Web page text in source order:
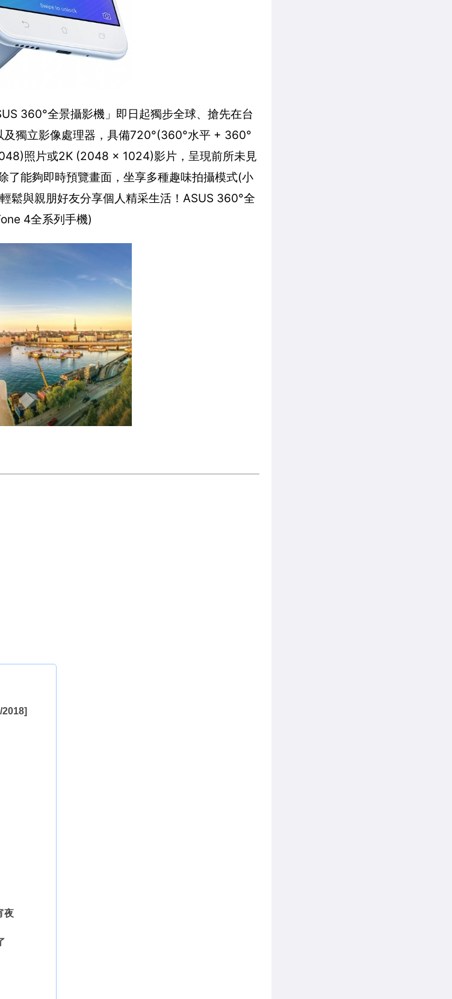
360°全景攝影機」即日起獨步全球、搶先在台
獨立影像處理器，具備720°(360°水平 + 360°
照片或2K (2048 x 1024)影片，呈現前所未見
了能夠即時預覽畫面，坐享多種趣味拍攝模式(小
鬆與親朋好友分享個人精采生活！ASUS 360°全
4全系列手機)
2018]
夜